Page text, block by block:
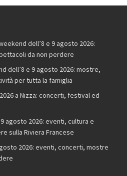
dell’8 e 9 agosto 2026:
da non perdere
dell’8 e 9 agosto 2026: mostre,
per tutta la famiglia
a Nizza: concerti, festival ed
agosto 2026: eventi, cultura e
sulla Riviera Francese
2026: eventi, concerti, mostre